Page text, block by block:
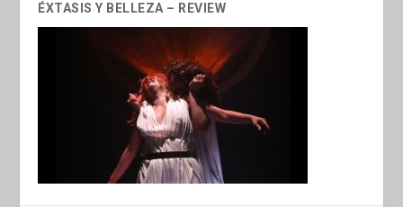
ÉXTASIS Y BELLEZA – REVIEW